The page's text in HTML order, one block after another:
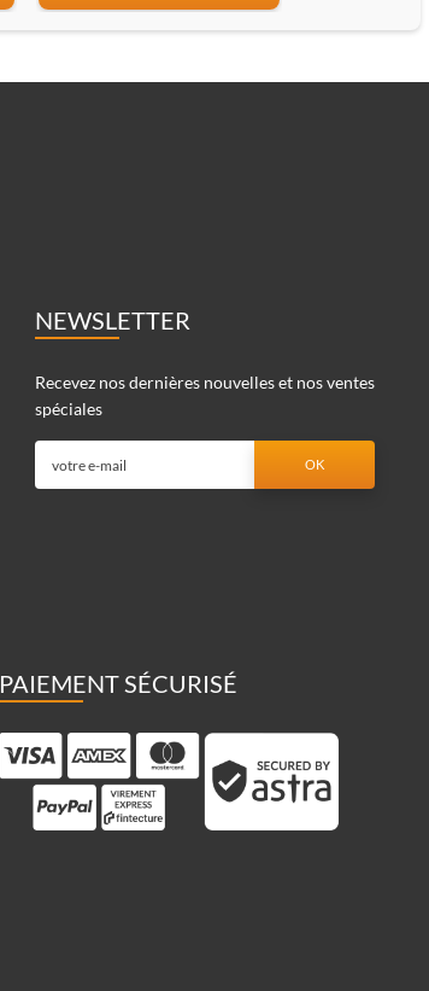
NEWSLETTER
Recevez nos dernières nouvelles et nos ventes
spéciales
PAIEMENT SÉCURISÉ